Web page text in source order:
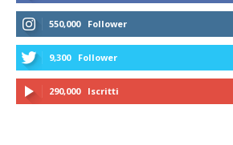
550,000 Follower
9,300 Follower
290,000 Iscritti